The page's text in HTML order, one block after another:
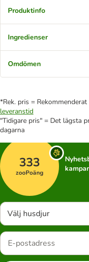
Produktinfo
Ingredienser
Omdömen
*Rek. pris =
leveranstid
"Tidigare pris" = Det lägsta
dagarna
333
zooPoäng
Välj husdjur